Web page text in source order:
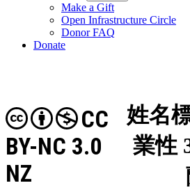
Make a Gift
Open Infrastructure Circle
Donor FAQ
Donate
姓名
業性
CC
BY-NC 3.0
NZ